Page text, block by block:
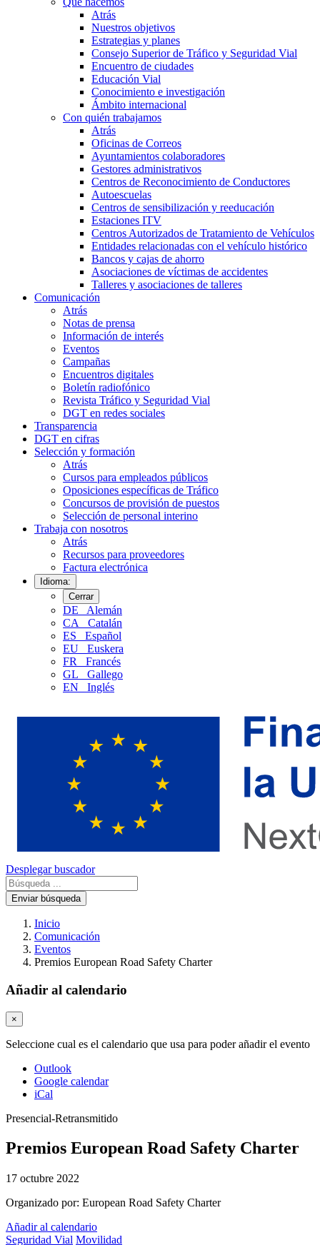
Atrás
Nuestros objetivos
Estrategias y planes
Consejo Superior de Tráfico y Seguridad Vial
Encuentro de ciudades
Educación Vial
Conocimiento e investigación
Ámbito internacional
Con quién trabajamos
Atrás
Oficinas de Correos
Ayuntamientos colaboradores
Gestores administrativos
Centros de Reconocimiento de Conductores
Autoescuelas
Centros de sensibilización y reeducación
Estaciones ITV
Centros Autorizados de Tratamiento de Vehículos
Entidades relacionadas con el vehículo histórico
Bancos y cajas de ahorro
Asociaciones de víctimas de accidentes
Talleres y asociaciones de talleres
Comunicación
Atrás
Notas de prensa
Información de interés
Eventos
Campañas
Encuentros digitales
Boletín radiofónico
Revista Tráfico y Seguridad Vial
DGT en redes sociales
Transparencia
DGT en cifras
Selección y formación
Atrás
Cursos para empleados públicos
Oposiciones específicas de Tráfico
Concursos de provisión de puestos
Selección de personal interino
Trabaja con nosotros
Atrás
Recursos para proveedores
Factura electrónica
Idioma:
Cerrar
DE
Alemán
CA
Catalán
ES
Español
EU
Euskera
FR
Francés
GL
Gallego
EN
Inglés
Desplegar buscador
Enviar búsqueda
Inicio
Comunicación
Eventos
Premios European Road Safety Charter
Añadir al calendario
×
Seleccione cual es el calendario que usa para poder añadir el evento
Outlook
Google calendar
iCal
Presencial-Retransmitido
Premios European Road Safety Charter
17 octubre 2022
Organizado por: European Road Safety Charter
Añadir al calendario
Seguridad Vial Movilidad